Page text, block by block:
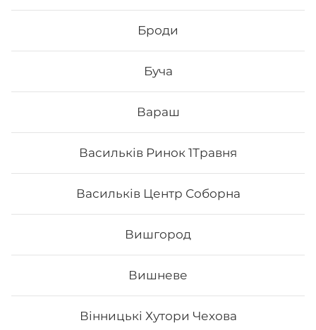
Броди
Буча
Вараш
Васильків Ринок 1Травня
Васильків Центр Соборна
Вишгород
Вишневе
Вінницькі Хутори Чехова
Авокадо рол з смаженим лососем
та манго